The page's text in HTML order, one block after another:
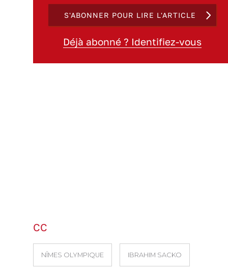
S'ABONNER POUR LIRE L'ARTICLE
Déjà abonné ? Identifiez-vous
CC
NÎMES OLYMPIQUE IBRAHIM SACKO